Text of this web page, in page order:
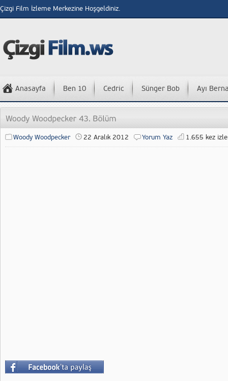
Çizgi Film İzleme Merkezine Hoşgeldiniz.
Anasayfa Ben 10 Cedric Sünger Bob Ayı
Woody Woodpecker 22 Aralık 2012 Yorum Yaz 1.655 kez